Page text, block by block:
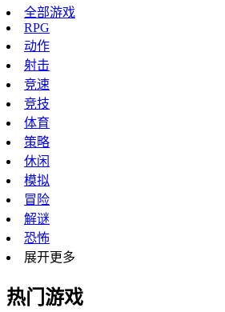
全部游戏
RPG
动作
射击
竞速
竞技
体育
策略
休闲
模拟
冒险
解谜
恐怖
展开更多
热门游戏